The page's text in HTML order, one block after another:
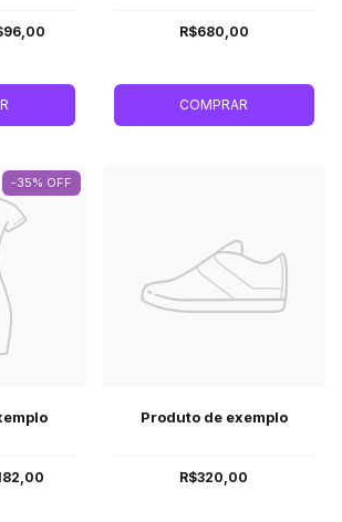
R$680,00
COMPRAR
-35% OFF
Produto de exemplo
R$320,00